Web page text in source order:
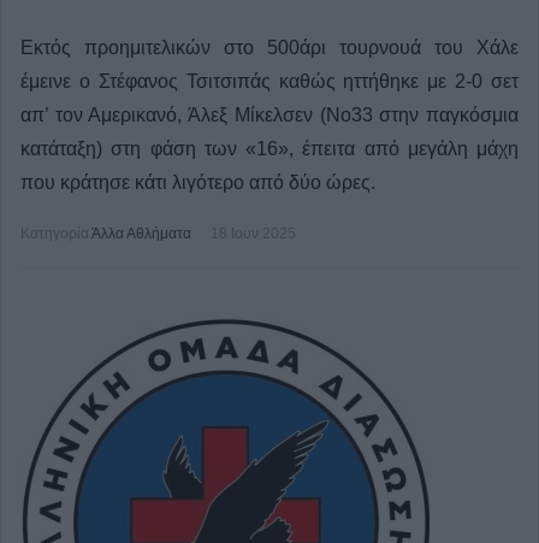
Εκτός προημιτελικών στο 500άρι τουρνουά του Χάλε
έμεινε ο Στέφανος Τσιτσιπάς καθώς ηττήθηκε με 2-0 σετ
απ’ τον Αμερικανό, Άλεξ Μίκελσεν (Νο33 στην παγκόσμια
κατάταξη) στη φάση των «16», έπειτα από μεγάλη μάχη
που κράτησε κάτι λιγότερο από δύο ώρες.
Κατηγορία Άλλα Αθλήματα 18 Ιουν 2025